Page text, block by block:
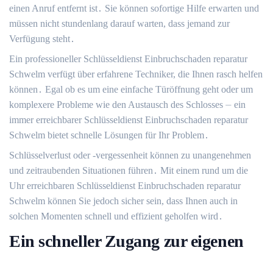
einen Anruf entfernt ist․ Sie können sofortige Hilfe erwarten und
müssen nicht stundenlang darauf warten, dass jemand zur
Verfügung steht․
Ein professioneller Schlüsseldienst Einbruchschaden reparatur
Schwelm verfügt über erfahrene Techniker, die Ihnen rasch helfen
können․ Egal ob es um eine einfache Türöffnung geht oder um
komplexere Probleme wie den Austausch des Schlosses ⏤ ein
immer erreichbarer Schlüsseldienst Einbruchschaden reparatur
Schwelm bietet schnelle Lösungen für Ihr Problem․
Schlüsselverlust oder -vergessenheit können zu unangenehmen
und zeitraubenden Situationen führen․ Mit einem rund um die
Uhr erreichbaren Schlüsseldienst Einbruchschaden reparatur
Schwelm können Sie jedoch sicher sein, dass Ihnen auch in
solchen Momenten schnell und effizient geholfen wird․
Ein schneller Zugang zur eigenen